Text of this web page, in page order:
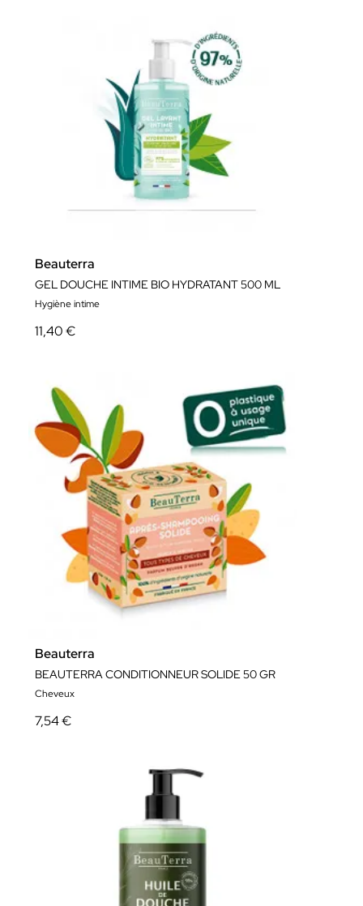
Beauterra
GEL DOUCHE INTIME BIO HYDRATANT 500 ML
Hygiène intime
11,40 €
Beauterra
BEAUTERRA CONDITIONNEUR SOLIDE 50 GR
Cheveux
7,54 €